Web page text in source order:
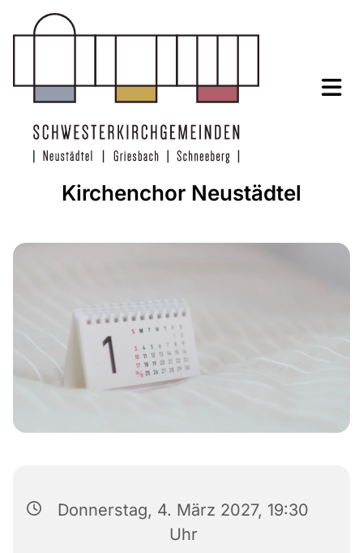
Kirchenchor Neustädtel
Donnerstag, 4. März 2027, 19:30
Uhr